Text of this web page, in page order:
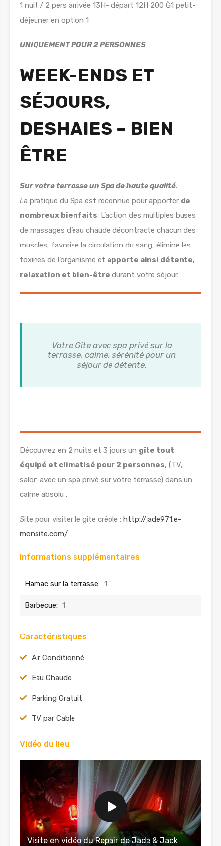
1 nuit / 2 pers arrivée 13H- départ 12H 200 Ğ1 petit-
déjeuner en option 1
UNIQUEMENT POUR 2 PERSONNES
WEEK-ENDS ET
SÉJOURS,
DESHAIES – BIEN
ÊTRE
Sur votre terrasse un Spa de haute qualité.
La pratique du Spa est reconnue pour apporter de
nombreux bienfaits. L’action des multiples buses
de massages d’eau chaude décontracte chacun des
muscles, favorise la circulation du sang, élimine les
toxines de l’organisme et apporte ainsi détente,
relaxation et bien-être durant votre séjour.
Votre Gîte avec spa privé sur la
terrasse, calme, sérénité pour un
séjour de détente.
Découvrez en 2 nuits et 3 jours un gîte tout
équipé et climatisé pour 2 personnes, (TV,
salon avec un spa privé sur votre terrasse) dans un
calme absolu .
Site pour visiter le gîte créole : http://jade971.e-
monsite.com/
Informations supplémentaires
Hamac sur la terrasse: 1
Barbecue: 1
Caractéristiques
Air Conditionné
Eau Chaude
Parking Gratuit
TV par Cable
Vidéo du lieu
Visite en vidéo du Repair de Jade & Jack